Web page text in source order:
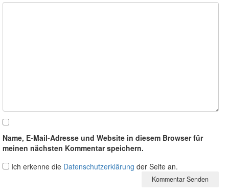
Name, E-Mail-Adresse und Website in diesem Browser für
meinen nächsten Kommentar speichern.
Ich erkenne die Datenschutzerklärung der Seite an.